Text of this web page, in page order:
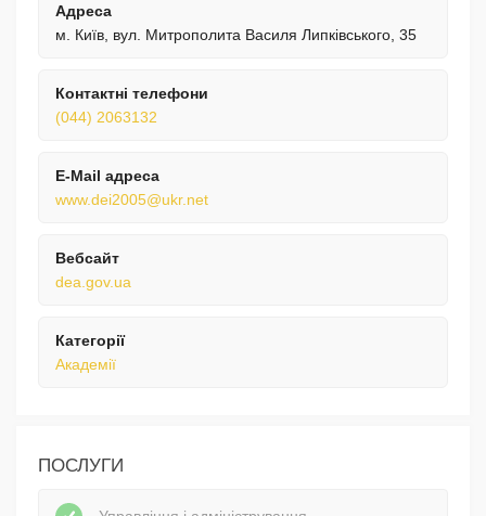
Адреса
м. Київ, вул. Митрополита Василя Липківського, 35
Контактні телефони
(044) 2063132
E-Mail адреса
www.dei2005@ukr.net
Вебсайт
dea.gov.ua
Категорії
Академії
ПОСЛУГИ